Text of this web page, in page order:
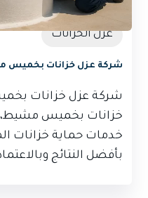
عزل الخزانات
شركة عزل خزانات بخميس مشيط
شركة عزل خزانات
خزانات بخميس
خدمات حماية خزانات
بأفضل النتائج